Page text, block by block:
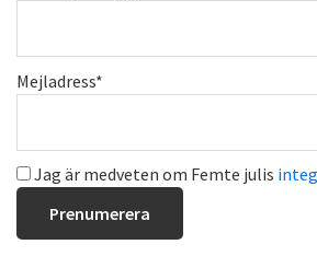
Mejladress*
Jag är medveten om Femte julis